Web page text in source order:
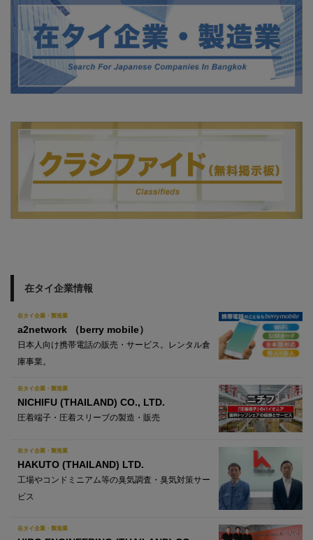
在タイ企業情報
在タイ企業・製造業
a2network （berry mobile）
日本人向け携帯電話の販売・サービス。レンタル倉
庫事業。
在タイ企業・製造業
NICHIFU (THAILAND) CO., LTD.
圧着端子・圧着スリーブの製造・販売
在タイ企業・製造業
HAKUTO (THAILAND) LTD.
工場やコンドミニアム等の臭気調査・臭気対策サー
ビス
在タイ企業・製造業